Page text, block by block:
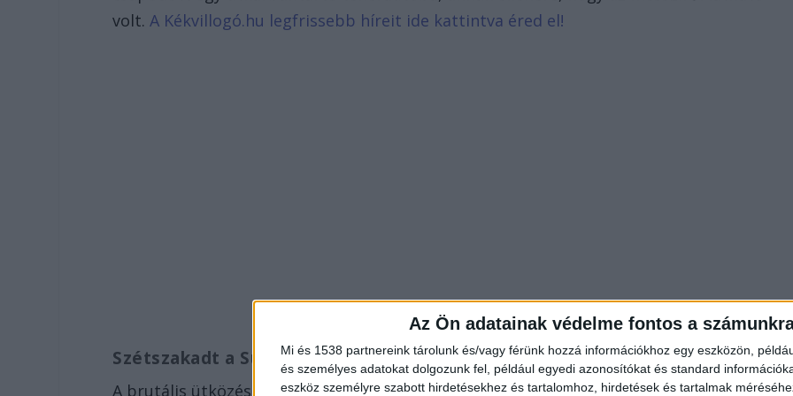
Az Ön adatainak védelme fontos a
Mi és 1538 partnereink tárolunk és/vagy férünk hozzá információkhoz egy eszközön,
és személyes adatokat dolgozunk fel, például egyedi azonosítókat és standard
eszköz személyre szabott hirdetésekhez és tartalomhoz, hirdetések és tartalmak
volt.A Kékvillogó.hu legfrissebb híreit ide kattintva éred el!
Szétszakadt a Suzuki
A brutális ütközés után a kocsi szinte szétszakadt. Az autó eleje lényegében eltűnt,